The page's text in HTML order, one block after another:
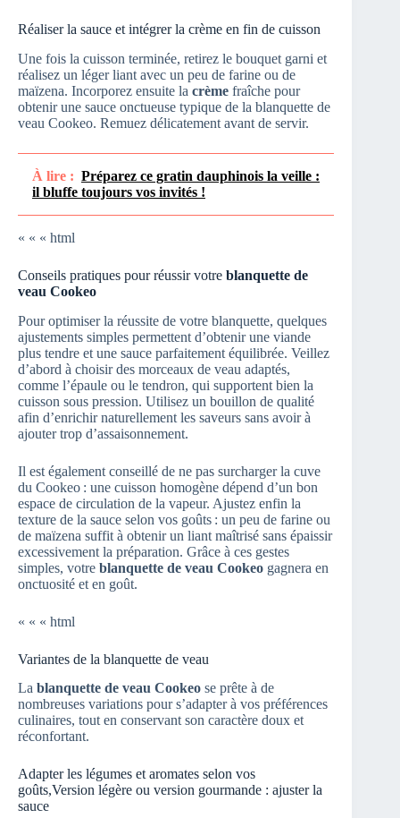
Réaliser la sauce et intégrer la crème en fin de cuisson
Une fois la cuisson terminée, retirez le bouquet garni et
réalisez un léger liant avec un peu de farine ou de
maïzena. Incorporez ensuite la crème fraîche pour
obtenir une sauce onctueuse typique de la blanquette de
veau Cookeo. Remuez délicatement avant de servir.
À lire : Préparez ce gratin dauphinois la veille :
il bluffe toujours vos invités !
« « « html
Conseils pratiques pour réussir votre blanquette de
veau Cookeo
Pour optimiser la réussite de votre blanquette, quelques
ajustements simples permettent d’obtenir une viande
plus tendre et une sauce parfaitement équilibrée. Veillez
d’abord à choisir des morceaux de veau adaptés,
comme l’épaule ou le tendron, qui supportent bien la
cuisson sous pression. Utilisez un bouillon de qualité
afin d’enrichir naturellement les saveurs sans avoir à
ajouter trop d’assaisonnement.
Il est également conseillé de ne pas surcharger la cuve
du Cookeo : une cuisson homogène dépend d’un bon
espace de circulation de la vapeur. Ajustez enfin la
texture de la sauce selon vos goûts : un peu de farine ou
de maïzena suffit à obtenir un liant maîtrisé sans épaissir
excessivement la préparation. Grâce à ces gestes
simples, votre blanquette de veau Cookeo gagnera en
onctuosité et en goût.
« « « html
Variantes de la blanquette de veau
La blanquette de veau Cookeo se prête à de
nombreuses variations pour s’adapter à vos préférences
culinaires, tout en conservant son caractère doux et
réconfortant.
Adapter les légumes et aromates selon vos
goûts,Version légère ou version gourmande : ajuster la
sauce